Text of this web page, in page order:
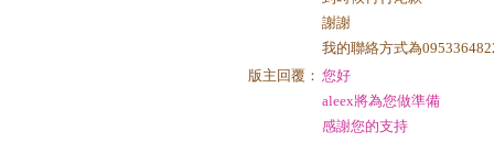
謝謝
我的聯絡方式為
版主回覆： 您好
aleex將為您做準備
感謝您的支持